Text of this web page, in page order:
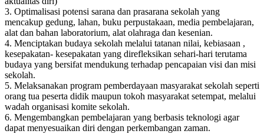
3. Optimalisasi potensi sarana dan prasarana sekolah yang
mencakup gedung, lahan, buku perpustakaan, media pembelajaran,
alat dan bahan laboratorium, alat olahraga dan kesenian.
4. Menciptakan budaya sekolah melalui tatanan nilai, kebiasaan ,
kesepakatan- kesepakatan yang direfleksikan sehari-hari terutama
budaya yang bersifat mendukung terhadap pencapaian visi dan misi
sekolah.
5. Melaksanakan program pemberdayaan masyarakat sekolah seperti
orang tua peserta didik maupun tokoh masyarakat setempat, melalui
wadah organisasi komite sekolah.
6. Mengembangkan pembelajaran yang berbasis teknologi agar
dapat menyesuaikan diri dengan perkembangan zaman.